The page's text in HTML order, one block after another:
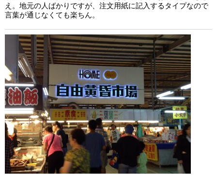
え。地元の人ばかりですが、注文用紙に記入するタイプなので
言葉が通じなくても楽ちん。